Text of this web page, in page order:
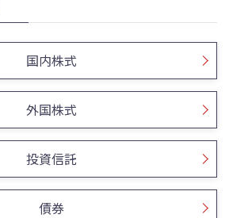
国内株式
外国株式
投資信託
債券